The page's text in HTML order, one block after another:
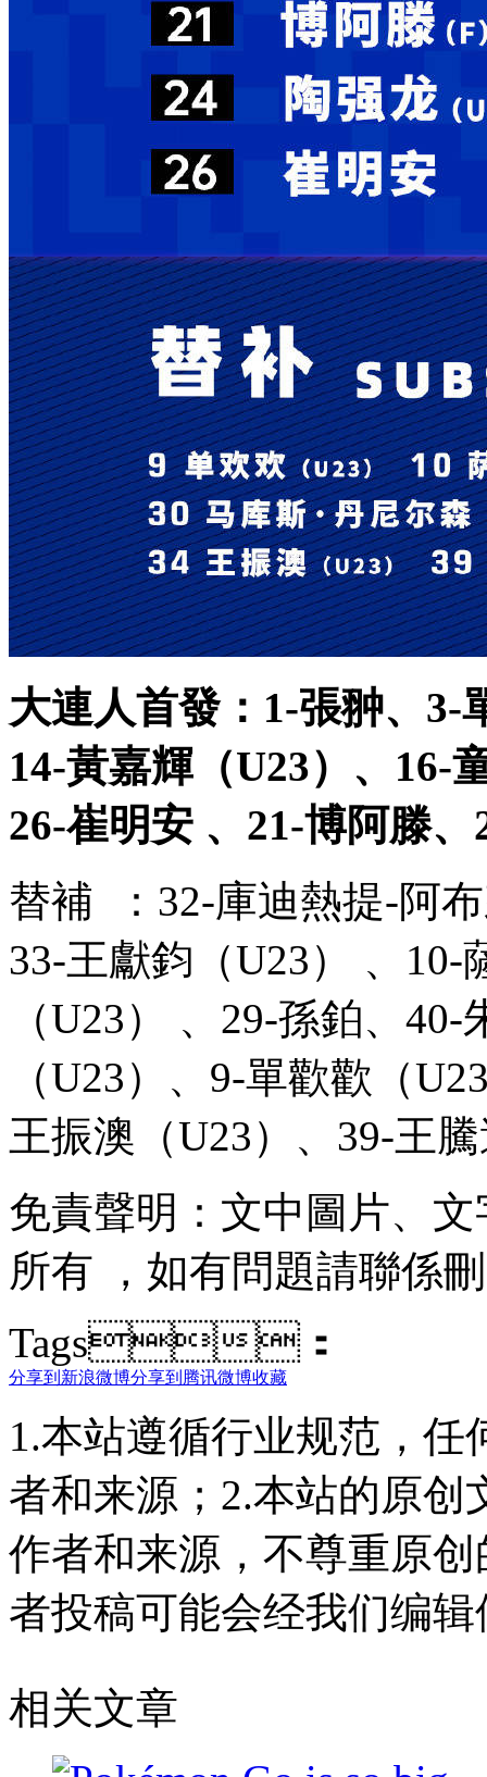
大連人首發：1-張翀 、3-
14-黃嘉輝（U23） 、16-童磊
26-崔明安 、21-博阿滕
替補  ：32-庫迪熱提-阿布
33-王獻鈞（U23） 、10-
（U23） 、29-孫鉑
（U23）、9-單歡歡（
王振澳（U23）、39-王
免責聲明 ：文中圖片
所有 ，如有問題請聯係
Tags：
分享到新浪微博分享到腾讯微博收藏
1.本站遵循行业规范，
者和来源；2.本站的原
作者和来源，不尊重原
者投稿可能会经我们编
相关文章